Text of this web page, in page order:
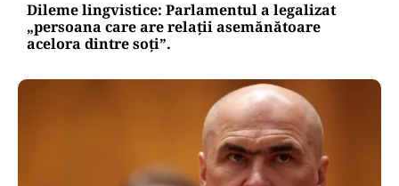
Dileme lingvistice: Parlamentul a legalizat
„persoana care are relații asemănătoare
acelora dintre soți”.